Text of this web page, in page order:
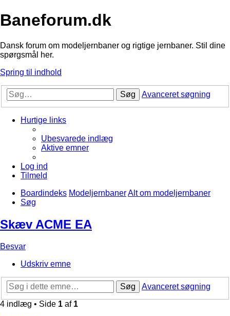
Baneforum.dk
Dansk forum om modeljernbaner og rigtige jernbaner. Stil dine
spørgsmål her.
Spring til indhold
Søg Avanceret søgning
Hurtige links
Ubesvarede indlæg
Aktive emner
Log ind
Tilmeld
Boardindeks ModeljernbanerAlt om modeljernbaner
Søg
Skæv ACME EA
Besvar
Udskriv emne
Søg
Avanceret søgning
4 indlæg • Side 1 af 1